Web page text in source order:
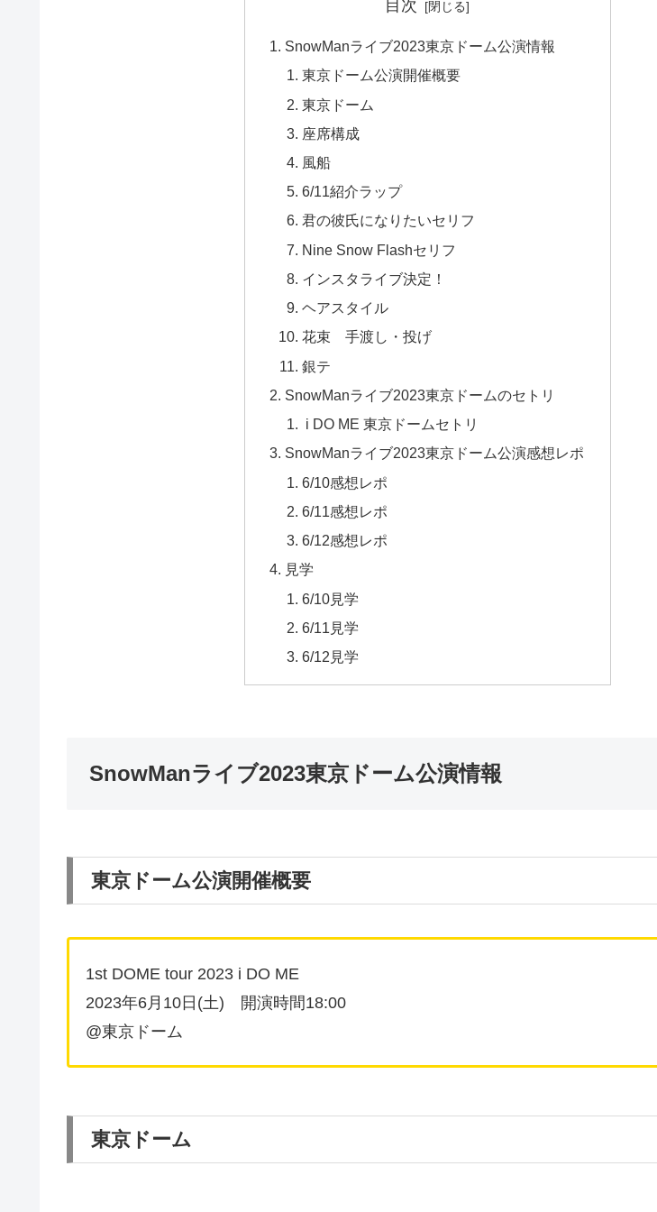
目次
SnowManライブ2023東京ドーム公演情報
東京ドーム公演開催概要
東京ドーム
座席構成
風船
6/11紹介ラップ
君の彼氏になりたいセリフ
Nine Snow Flashセリフ
インスタライブ決定！
ヘアスタイル
花束 手渡し・投げ
銀テ
SnowManライブ2023東京ドームのセトリ
i DO ME 東京ドームセトリ
SnowManライブ2023東京ドーム公演感想レポ
6/10感想レポ
6/11感想レポ
6/12感想レポ
見学
6/10見学
6/11見学
6/12見学
SnowManライブ2023東京ドーム公演情報
東京ドーム公演開催概要
1st DOME tour 2023 i DO ME
2023年6月10日(土) 開演時間18:00
@東京ドーム
東京ドーム